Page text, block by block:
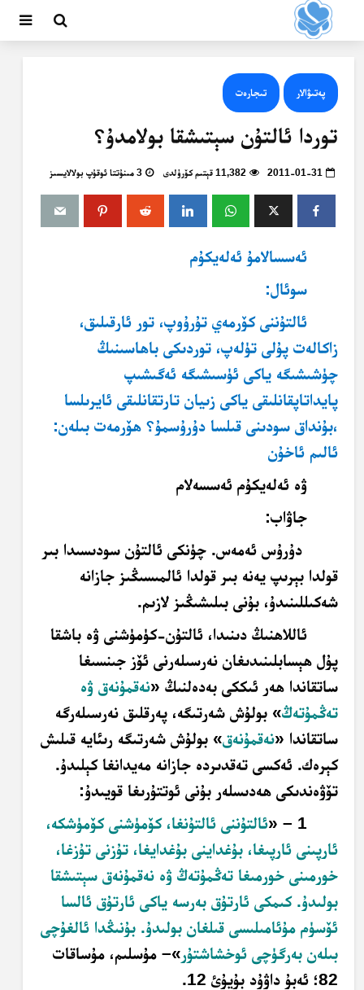
پەتىۋالار تىجارەت
توردا ئالتۇن سېتىشقا بولامدۇ؟
2011-01-31 11,382 قېتىم كۆرۈلدى 3 مىنۇتتا ئوقۇپ بولالايسىز
ئەسسالامۇ ئەلەيكۇم
سوئال:
ئالتۇننى كۆرمەي تۇرۇوپ، تور ئارقىلىق،
زاكالەت پۇلى تۈلەپ، توردىكى باھاسىنىڭ
چۈشىشىگە ياكى ئۈسىشىگە ئەگىشىپ
پايداتاپقانلىقى ياكى زىيان تارتقانلىقى ئايرىلسا
،بۇنداق سودىنى قىلسا دۇرۇسمۇ؟ ھۆرمەت بىلەن:
ئالىم ئاخۇن
ۋە ئەلەيكۇم ئەسسەلام
جاۋاب:
دۇرۇس ئەمەس. چۈنكى ئالتۇن سودىسىدا بىر
قولدا بېرىپ يەنە بىر قولدا ئالمىسىڭىز جازانە
شەكىللىنىدۇ، بۇنى بىلىشىڭىز لازىم.
ئاللاھنىڭ دىنىدا، ئالتۇن-كۈمۈشنى ۋە باشقا
پۇل ھېسابلىنىدىغان نەرسىلەرنى ئۆز جىنسىغا
ساتقاندا ھەر ئىككى بەدەلنىڭ «نەقمۇنەق ۋە
تەڭمۇتەڭ» بولۇش شەرتىگە، پەرقلىق نەرسىلەرگە
ساتقاندا «نەقمۇنەق» بولۇش شەرتىگە رىئايە قىلىش
كېرەك. ئەكسى تەقدىردە جازانە مەيدانغا كېلىدۇ.
تۆۋەندىكى ھەدىسلەر بۇنى ئوتتۇرىغا قويىدۇ:
1
– «ئالتۇننى ئالتۇنغا، كۆمۈشنى كۆمۈشكە،
ئارپىنى ئارپىغا، بۇغداينى بۇغدايغا، تۇزنى تۇزغا،
خورمىنى خورمىغا تەڭمۇتەڭ ۋە نەقمۇنەق سېتىشقا
بولىدۇ. كىمكى ئارتۇق بەرسە ياكى ئارتۇق ئالسا
ئۆسۈم مۇئامىلىسى قىلغان بولىدۇ. بۇنىڭدا ئالغۇچى
بىلەن بەرگۈچى ئوخشاشتۇر»– مۇسلىم، مۇساقات
82؛ ئەبۇ داۋۇد بۇيۇئ 12.